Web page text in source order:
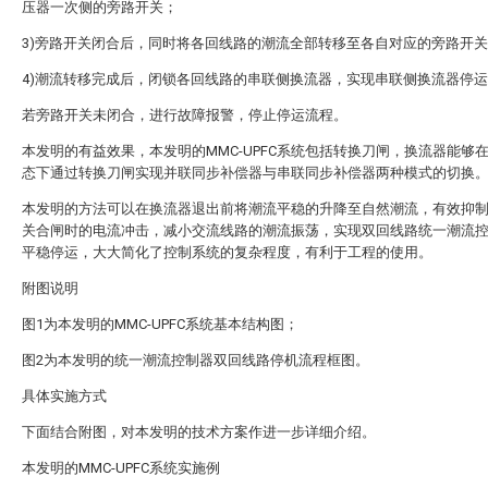
压器一次侧的旁路开关；
3)旁路开关闭合后，同时将各回线路的潮流全部转移至各自对应的旁路开关
4)潮流转移完成后，闭锁各回线路的串联侧换流器，实现串联侧换流器停运
若旁路开关未闭合，进行故障报警，停止停运流程。
本发明的有益效果，本发明的MMC-UPFC系统包括转换刀闸，换流器能够
态下通过转换刀闸实现并联同步补偿器与串联同步补偿器两种模式的切换。
本发明的方法可以在换流器退出前将潮流平稳的升降至自然潮流，有效抑
关合闸时的电流冲击，减小交流线路的潮流振荡，实现双回线路统一潮流
平稳停运，大大简化了控制系统的复杂程度，有利于工程的使用。
附图说明
图1为本发明的MMC-UPFC系统基本结构图；
图2为本发明的统一潮流控制器双回线路停机流程框图。
具体实施方式
下面结合附图，对本发明的技术方案作进一步详细介绍。
本发明的MMC-UPFC系统实施例